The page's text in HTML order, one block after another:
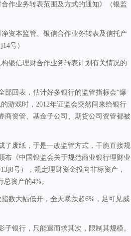
作业务转表范围及方式的通知》（银监
资本监管、银信合作业务转表及信托产
号）
银信理财合作业务转表计划有关情况的
部回表，估计好多银行的监管指标会“爆
游戏时，2012年证监会突然间来给银行
商资管、基金子公司、期货公司资管都被
了废纸，于是一改监管方式，干脆直接规
布《中国银监会关于规范商业银行理财业
号），规定理财资金投向非标资产，
资产的4%。
数大幅低开，全天暴跌超6%，足可见威
银行，只能退而求其次，限制其规模。